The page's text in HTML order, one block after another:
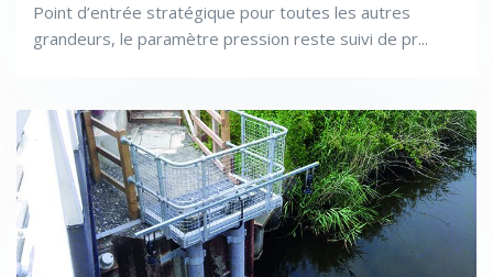
Point d’entrée stratégique pour toutes les autres
grandeurs, le paramètre pression reste suivi de pr...